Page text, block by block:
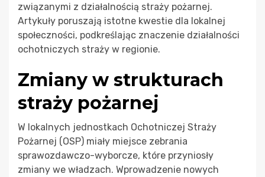
związanymi z działalnością straży pożarnej.
Artykuły poruszają istotne kwestie dla lokalnej
społeczności, podkreślając znaczenie działalności
ochotniczych straży w regionie.
Zmiany w strukturach
straży pożarnej
W lokalnych jednostkach Ochotniczej Straży
Pożarnej (OSP) miały miejsce zebrania
sprawozdawczo-wyborcze, które przyniosły
zmiany we władzach. Wprowadzenie nowych